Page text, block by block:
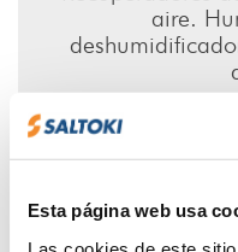
Esta página web usa
aire.